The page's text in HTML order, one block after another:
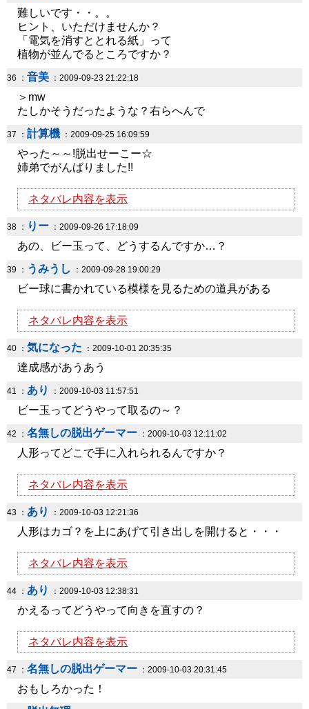
難しいです・・。。
ヒント、いただけませんか？
「電気を消すととれる紙」って
植物が並んでるところですか？
36 ： 音美 ：2009-09-23 21:22:18
＞mw
たしかそうだったような？右らへんで
37 ： 計算機 ：2009-09-25 16:09:59
やった～～!脱出せーこー☆
姉弟でがんばりました!!
ネタバレ内容を表示
38 ： りー ：2009-09-26 17:18:09
あの、ビー玉って、どうするんですか…？
39 ： うみうし ：2009-09-28 19:00:29
ビー球に書かれている模様を見るための道具がある
ネタバレ内容を表示
40 ： 気になった ：2009-10-01 20:35:35
達成感があうあう
41 ： あり ：2009-10-03 11:57:51
ビー玉ってどうやって取るの～？
42 ： 名無しの脱出ゲーマー ：2009-10-03 12:11:02
人形ってどこで手に入れられるんですか？
ネタバレ内容を表示
43 ： あり ：2009-10-03 12:21:36
人形はカゴ？を上にあげて引き出しを開けると・・・
ネタバレ内容を表示
44 ： あり ：2009-10-03 12:38:31
かえるってどうやって向きを直すの？
ネタバレ内容を表示
47 ： 名無しの脱出ゲーマー ：2009-10-03 20:31:45
おもしろかった！